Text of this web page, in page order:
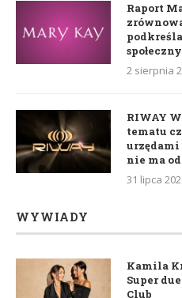
Raport
społeczny
2 sierpnia
RIWAY
tematu
nie ma
31 lipca
WYWIADY
Kamila
Super
Club